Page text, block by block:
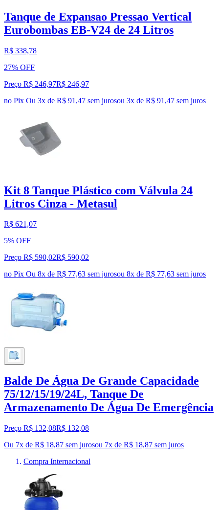
Tanque de Expansao Pressao Vertical
Eurobombas EB-V24 de 24 Litros
R$ 338,78
27% OFF
Preço R$ 246,97R$ 246,97
no Pix Ou 3x de R$ 91,47 sem jurosou 3x de R$ 91,47 sem juros
Kit 8 Tanque Plástico com Válvula 24
Litros Cinza - Metasul
R$ 621,07
5% OFF
Preço R$ 590,02R$ 590,02
no Pix Ou 8x de R$ 77,63 sem jurosou 8x de R$ 77,63 sem juros
Balde De Água De Grande Capacidade
75/12/15/19/24L, Tanque De
Armazenamento De Água De Emergência
Preço R$ 132,08R$ 132,08
Ou 7x de R$ 18,87 sem jurosou 7x de R$ 18,87 sem juros
Compra Internacional